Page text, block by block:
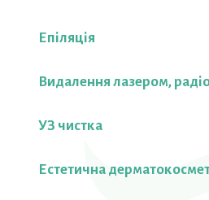
Епіляція
Видалення лазером,
УЗ чистка
Естетична